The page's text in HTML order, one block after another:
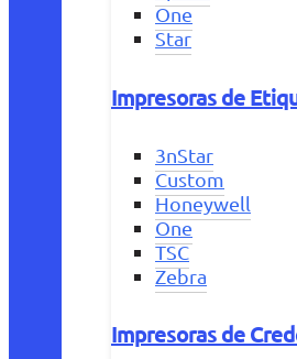
One
Star
Impresoras de
3nStar
Custom
Honeywell
One
TSC
Zebra
Impresoras de